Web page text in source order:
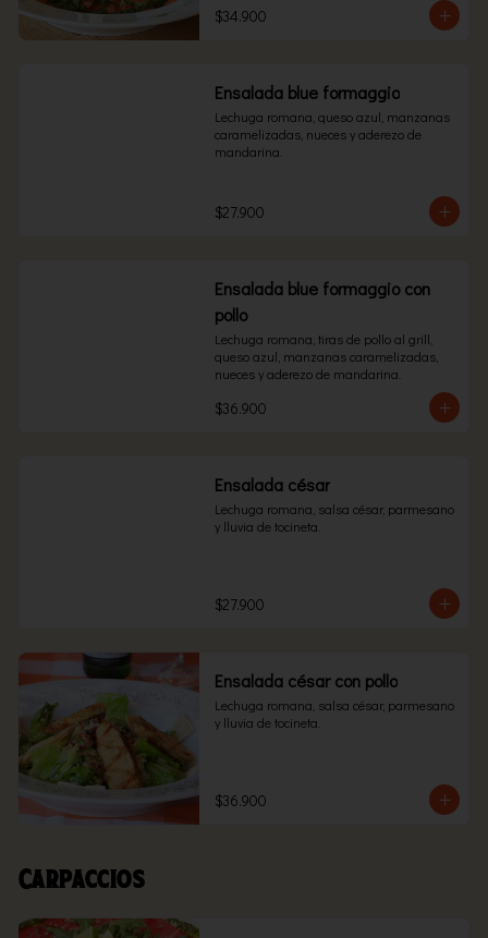
$34.900
Ensalada blue formaggio
Lechuga romana, queso azul, manzanas
caramelizadas, nueces y aderezo de
mandarina.
$27.900
Ensalada blue formaggio con
pollo
Lechuga romana, tiras de pollo al grill,
queso azul, manzanas caramelizadas,
nueces y aderezo de mandarina.
$36.900
Ensalada césar
Lechuga romana, salsa césar, parmesano
y lluvia de tocineta.
$27.900
Ensalada césar con pollo
Lechuga romana, salsa césar, parmesano
y lluvia de tocineta.
$36.900
Carpaccios